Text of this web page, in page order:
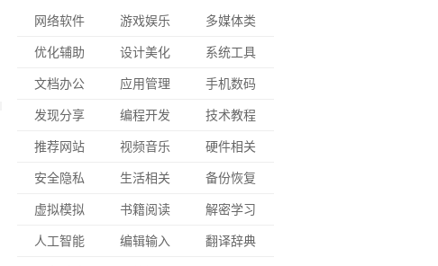
网络软件 游戏娱乐
多媒体类
优化辅助
设计美化
系统工具
文档办公
应用管理
手机数码
发现分享
编程开发
技术教程
推荐网站
视频音乐
硬件相关
安全隐私
生活相关
备份恢复
虚拟模拟
书籍阅读
解密学习
人工智能
编辑输入
翻译辞典